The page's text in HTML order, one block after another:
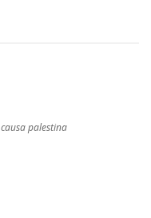
palestina